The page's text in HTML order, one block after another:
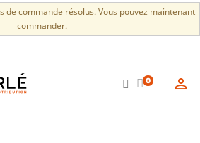
de commande résolus. Vous pouvez maintenant
commander.
0 